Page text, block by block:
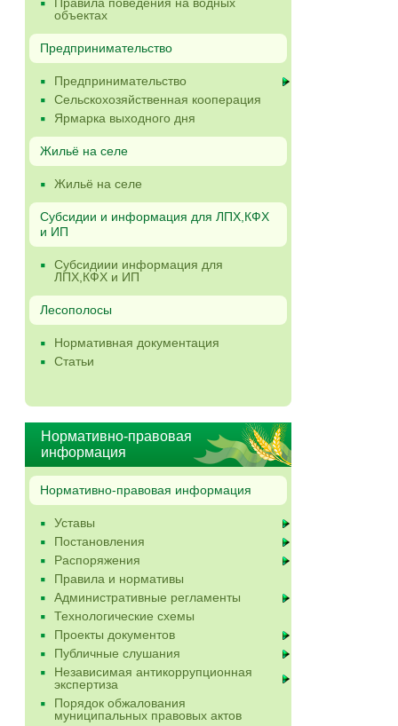
объектах
Предпринимательство
Предпринимательство
Сельскохозяйственная кооперация
Ярмарка выходного дня
Жильё на селе
Жильё на селе
Субсидии и информация для ЛПХ,КФХ
и ИП
Субсидиии информация для
ЛПХ,КФХ и ИП
Лесополосы
Нормативная документация
Статьи
Нормативно-правовая
информация
Нормативно-правовая информация
Уставы
Постановления
Распоряжения
Правила и нормативы
Административные регламенты
Технологические схемы
Проекты документов
Публичные слушания
Независимая антикоррупционная
экспертиза
Порядок обжалования
муниципальных правовых актов